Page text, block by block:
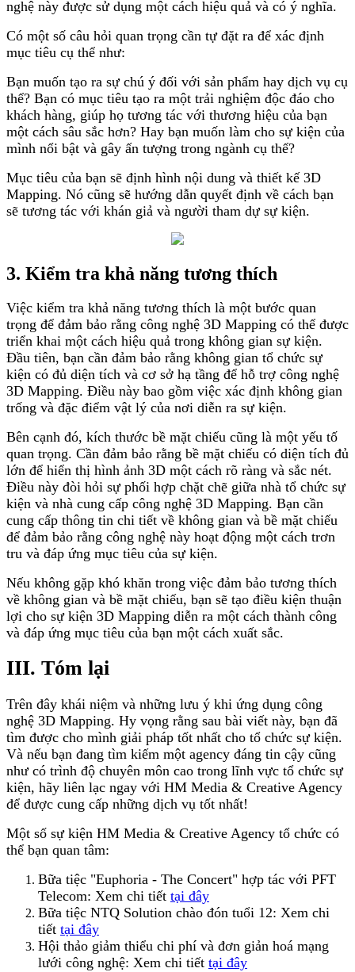
nghệ này được sử dụng một cách hiệu quả và có ý nghĩa.
Có một số câu hỏi quan trọng cần tự đặt ra để xác định
mục tiêu cụ thể như:
Bạn muốn tạo ra sự chú ý đối với sản phẩm hay dịch vụ cụ
thể? Bạn có mục tiêu tạo ra một trải nghiệm độc đáo cho
khách hàng, giúp họ tương tác với thương hiệu của bạn
một cách sâu sắc hơn? Hay bạn muốn làm cho sự kiện của
mình nổi bật và gây ấn tượng trong ngành cụ thể?
Mục tiêu của bạn sẽ định hình nội dung và thiết kế 3D
Mapping. Nó cũng sẽ hướng dẫn quyết định về cách bạn
sẽ tương tác với khán giả và người tham dự sự kiện.
3. Kiểm tra khả năng tương thích
Việc kiểm tra khả năng tương thích là một bước quan
trọng để đảm bảo rằng công nghệ 3D Mapping có thể được
triển khai một cách hiệu quả trong không gian sự kiện.
Đầu tiên, bạn cần đảm bảo rằng không gian tổ chức sự
kiện có đủ diện tích và cơ sở hạ tầng để hỗ trợ công nghệ
3D Mapping. Điều này bao gồm việc xác định không gian
trống và đặc điểm vật lý của nơi diễn ra sự kiện.
Bên cạnh đó, kích thước bề mặt chiếu cũng là một yếu tố
quan trọng. Cần đảm bảo rằng bề mặt chiếu có diện tích đủ
lớn để hiển thị hình ảnh 3D một cách rõ ràng và sắc nét.
Điều này đòi hỏi sự phối hợp chặt chẽ giữa nhà tổ chức sự
kiện và nhà cung cấp công nghệ 3D Mapping. Bạn cần
cung cấp thông tin chi tiết về không gian và bề mặt chiếu
để đảm bảo rằng công nghệ này hoạt động một cách trơn
tru và đáp ứng mục tiêu của sự kiện.
Nếu không gặp khó khăn trong việc đảm bảo tương thích
về không gian và bề mặt chiếu, bạn sẽ tạo điều kiện thuận
lợi cho sự kiện 3D Mapping diễn ra một cách thành công
và đáp ứng mục tiêu của bạn một cách xuất sắc.
III. Tóm lại
Trên đây khái niệm và những lưu ý khi ứng dụng công
nghệ 3D Mapping. Hy vọng rằng sau bài viết này, bạn đã
tìm được cho mình giải pháp tốt nhất cho tổ chức sự kiện.
Và nếu bạn đang tìm kiếm một agency đáng tin cậy cũng
như có trình độ chuyên môn cao trong lĩnh vực tổ chức sự
kiện, hãy liên lạc ngay với HM Media & Creative Agency
để được cung cấp những dịch vụ tốt nhất!
Một số sự kiện HM Media & Creative Agency tổ chức có
thể bạn quan tâm:
Bữa tiệc "Euphoria - The Concert" hợp tác với PFT
Telecom: Xem chi tiết tại đây
Bữa tiệc NTQ Solution chào đón tuổi 12: Xem chi
tiết tại đây
Hội thảo giảm thiểu chi phí và đơn giản hoá mạng
lưới công nghệ: Xem chi tiết tại đây